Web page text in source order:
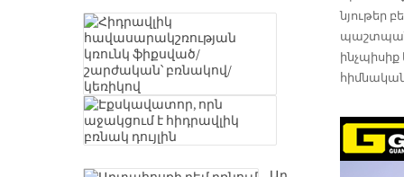
Հիդրավլիկ
ֆիքսված/
շարժական՝
կեռիկով
նյութեր